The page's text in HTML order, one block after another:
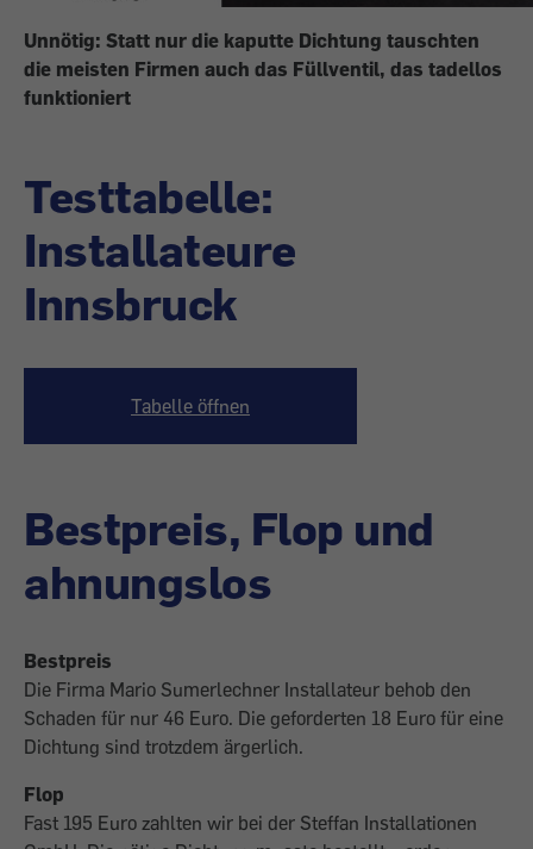
Unnötig: Statt nur die kaputte Dichtung tauschten
die meisten Firmen auch das Füllventil, das tadellos
funktioniert
Testtabelle:
Installateure
Innsbruck
Tabelle öffnen
Bestpreis, Flop und
ahnungslos
Bestpreis
Die Firma Mario Sumerlechner Installateur behob den
Schaden für nur 46 Euro. Die geforderten 18 Euro für eine
Dichtung sind trotzdem ärgerlich.
Flop
Fast 195 Euro zahlten wir bei der Steffan Installationen